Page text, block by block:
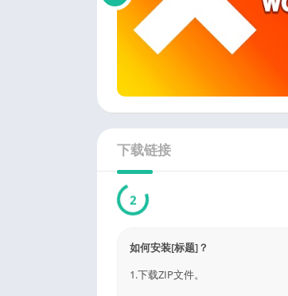
下载链接
1
如何安装[标题]？
1.下载ZIP文件。